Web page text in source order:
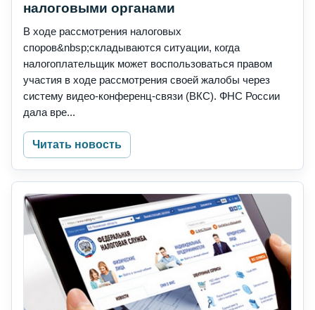
налоговыми органами
В ходе рассмотрения налоговых
споров&nbsp;складываются ситуации, когда
налогоплательщик может воспользоваться правом
участия в ходе рассмотрения своей жалобы через
систему видео-конференц-связи (ВКС). ФНС России
дала вре...
Читать новость